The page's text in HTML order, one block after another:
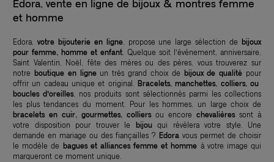
Edora, vente en ligne de bijoux & montres femme
et homme
Edora, votre bijouterie en ligne, propose une large sélection de bijoux
pour femme, homme et enfant. Quelque soit l’événement, anniversaire,
Saint Valentin, Noël, fête des mères ou des pères, vous trouverez sur
notre boutique en ligneun très grand choix de bijoux de qualité pour
offrir un cadeau unique et original. Bracelets, manchettes, colliers, ou
boucles d’oreilles, nos produits sont sélectionnés parmi les collections
les plus tendances du moment. Pour les hommes, un large choix de
bracelets en cuir, gourmettes, colliersou encore chevalièressont à
votre disposition pour trouver le
bijouqui révèlera votre style. Une
demande en mariage ou des fiançailles ? Edora vous permet de choisir
le modèle de bagues et alliances femme et homme à votre image qui
marqueront ce moment unique.